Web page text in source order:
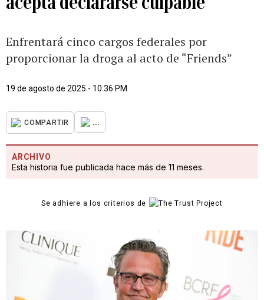
Enfrentará cinco cargos federales por
proporcionar la droga al acto de “Friends”
19 de agosto de 2025 - 10:36 PM
COMPARTIR ...
ARCHIVO
Esta historia fue publicada hace más de 11 meses.
Se adhiere a los criterios de